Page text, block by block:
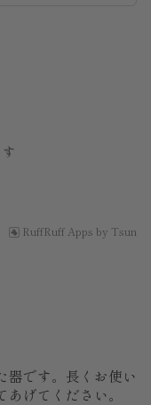
RuffRuff Apps by Tsun
器です。長くお使い
げてください。